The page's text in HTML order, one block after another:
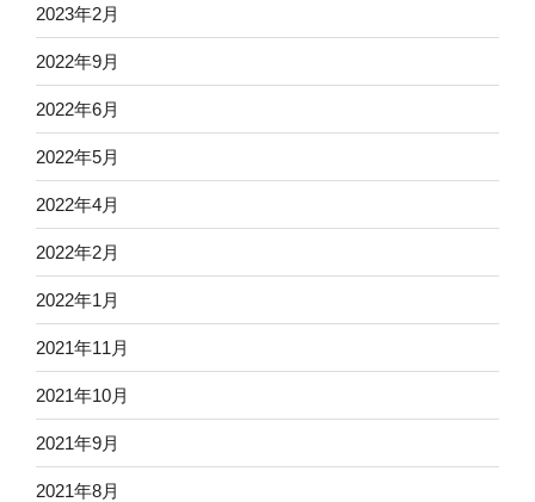
2023年2月
2022年9月
2022年6月
2022年5月
2022年4月
2022年2月
2022年1月
2021年11月
2021年10月
2021年9月
2021年8月